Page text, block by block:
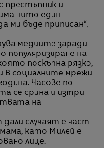
престъпник и
нито един
ми бъде приписан“,
медиите заради
популяризиране на
поскъпна рязко,
в социалните мрежи
Часове по-
се срина и изтри
на
дали случаят е част
като Милей е
лице.